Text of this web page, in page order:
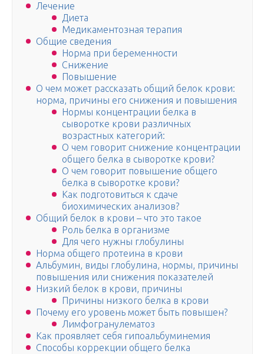
Лечение
Диета
Медикаментозная терапия
Общие сведения
Норма при беременности
Снижение
Повышение
О чем может рассказать общий белок крови:
норма, причины его снижения и повышения
Нормы концентрации белка в
сыворотке крови различных
возрастных категорий:
О чем говорит снижение концентрации
общего белка в сыворотке крови?
О чем говорит повышение общего
белка в сыворотке крови?
Как подготовиться к сдаче
биохимических анализов?
Общий белок в крови – что это такое
Роль белка в организме
Для чего нужны глобулины
Норма общего протеина в крови
Альбумин, виды глобулина, нормы, причины
повышения или снижения показателей
Низкий белок в крови, причины
Причины низкого белка в крови
Почему его уровень может быть повышен?
Лимфогранулематоз
Как проявляет себя гипоальбуминемия
Способы коррекции общего белка